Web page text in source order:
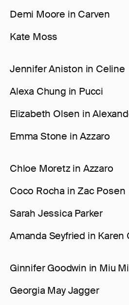
Demi Moore in Carven
Kate Moss
Jennifer Aniston in Celine
Alexa Chung in Pucci
Elizabeth Olsen in
Emma Stone in Azzaro
Chloe Moretz in Azzaro
Coco Rocha in Zac Posen
Sarah Jessica Parker
Amanda Seyfried in Karen
Ginnifer Goodwin in Miu
Georgia May Jagger